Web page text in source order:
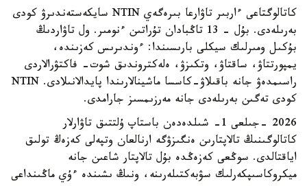
كاتالوگتاعى ءاربىر تاۋارعا بىرەگەي NTIN سايكەستەندىرۋ كودى
بەرىلەدى. بۇل - 13 تاڭبادان تۇراتىن ءنومىر. ول تاۋاردىڭ
بۇكىل ومىرلىك سيكلى بارىسىندا: ءوندىرىس كەزىندە،
يمپورتتاۋ، ساقتاۋ، وتكىزۋ، ەلەكتروندىق شوت- فاكتۋرالاردى
راسىمدەۋ جانە باقىلاۋ-كاسسا ماشينالارىندا پايدالانىلادى. NTIN
كودى تەگىن بەرىلەدى جانە مەرزىمسىز جارامدى.
2026 -جىلعى 1- شىلدەدەن باستاپ ۇلتتىق تاۋارلار
كاتالوگىنىڭ تالاپتارىن ەنگىزۋگە ارنالعان وتپەلى كەزەڭ تولىق
اياقتالدى. سوڭعى كەزەڭدە بۇل تالاپتار شاعىن جانە
ميكروكاسىپكەرلىك سۋبەكتىلەرىنە، ونىڭ ىشىندە ءۇي ماڭىنداعى